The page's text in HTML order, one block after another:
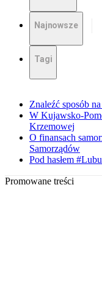
Najnowsze
Tagi
Znaleźć sposób
W Kujawsko-
Krzemowej
O finansach
Samorządów
Pod hasłem
Promowane treści